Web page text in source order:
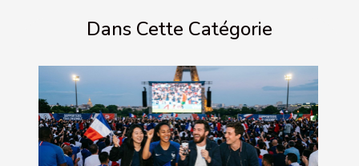
Dans Cette Catégorie